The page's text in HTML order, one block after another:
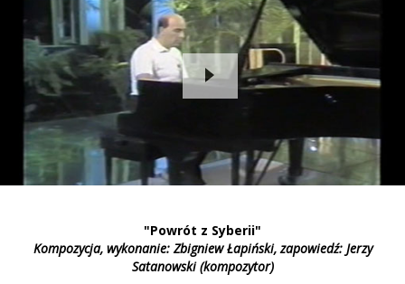
"Powrót z Syberii"
Kompozycja, wykonanie: Zbigniew Łapiński, zapowiedź: Jerzy
Satanowski (kompozytor)